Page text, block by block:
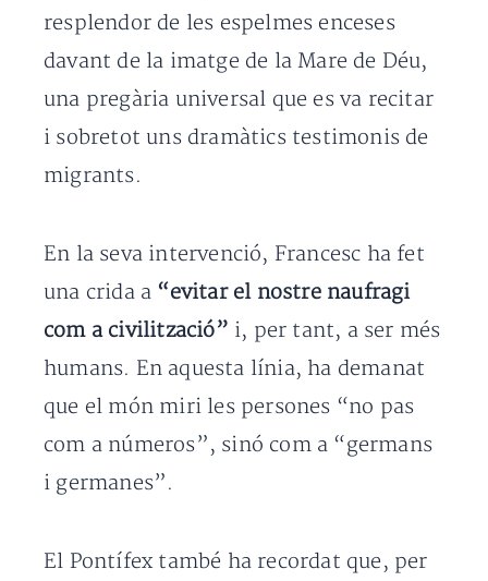
resplendor de les espelmes enceses
davant de la imatge de la Mare de Déu,
una pregària universal que es va recitar
i sobretot uns dramàtics testimonis de
migrants.
En la seva intervenció, Francesc ha fet
una crida a “evitar el nostre naufragi
com a civilització” i, per tant, a ser més
humans. En aquesta línia, ha demanat
que el món miri les persones “no pas
com a números”, sinó com a “germans
i germanes”.
El Pontífex també ha recordat que, per